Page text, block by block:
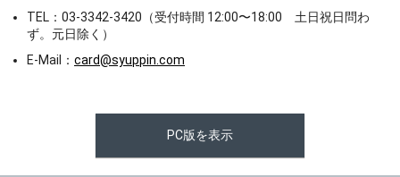
TEL：03-3342-3420（受付時間 12:00〜18:00 土日祝日問わ
ず。元日除く）
E-Mail： card@syuppin.com
PC版を表示